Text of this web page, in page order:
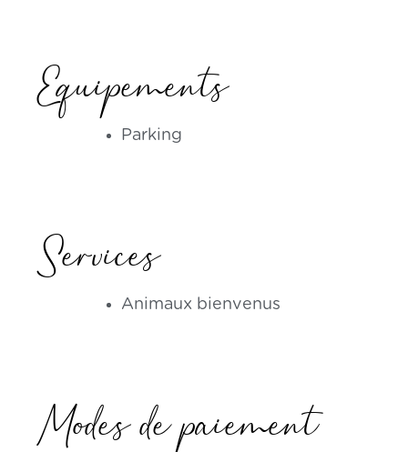
Equipements
Parking
Services
Animaux bienvenus
Modes de paiement